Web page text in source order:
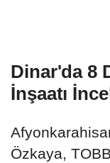
Dinar'da 8
İnşaatı
Özkaya,